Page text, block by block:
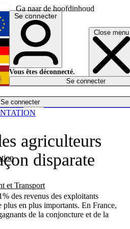
Ga naar de hoofdinhoud
Close menu
Se connecter
et Transport
English
Deutsch
Español
Se connecter
Vous êtes déconnecté.
Se connecter
agriculteurs
disparate
des revenus des exploitants
plus en plus importants. En France,
de la conjoncture et de la